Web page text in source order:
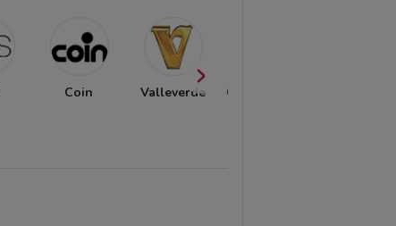
Coin Valleverde Golden Point